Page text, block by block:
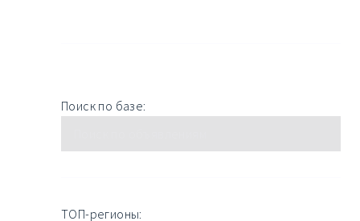
Поиск по базе:
ТОП-регионы: